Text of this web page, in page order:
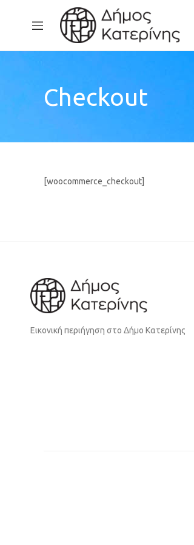
Checkout
[woocommerce_checkout]
Εικονική περιήγηση στο Δήμο Κατερίνης